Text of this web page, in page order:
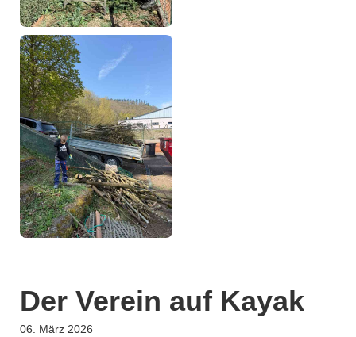
Der Verein auf Kayak
06. März 2026